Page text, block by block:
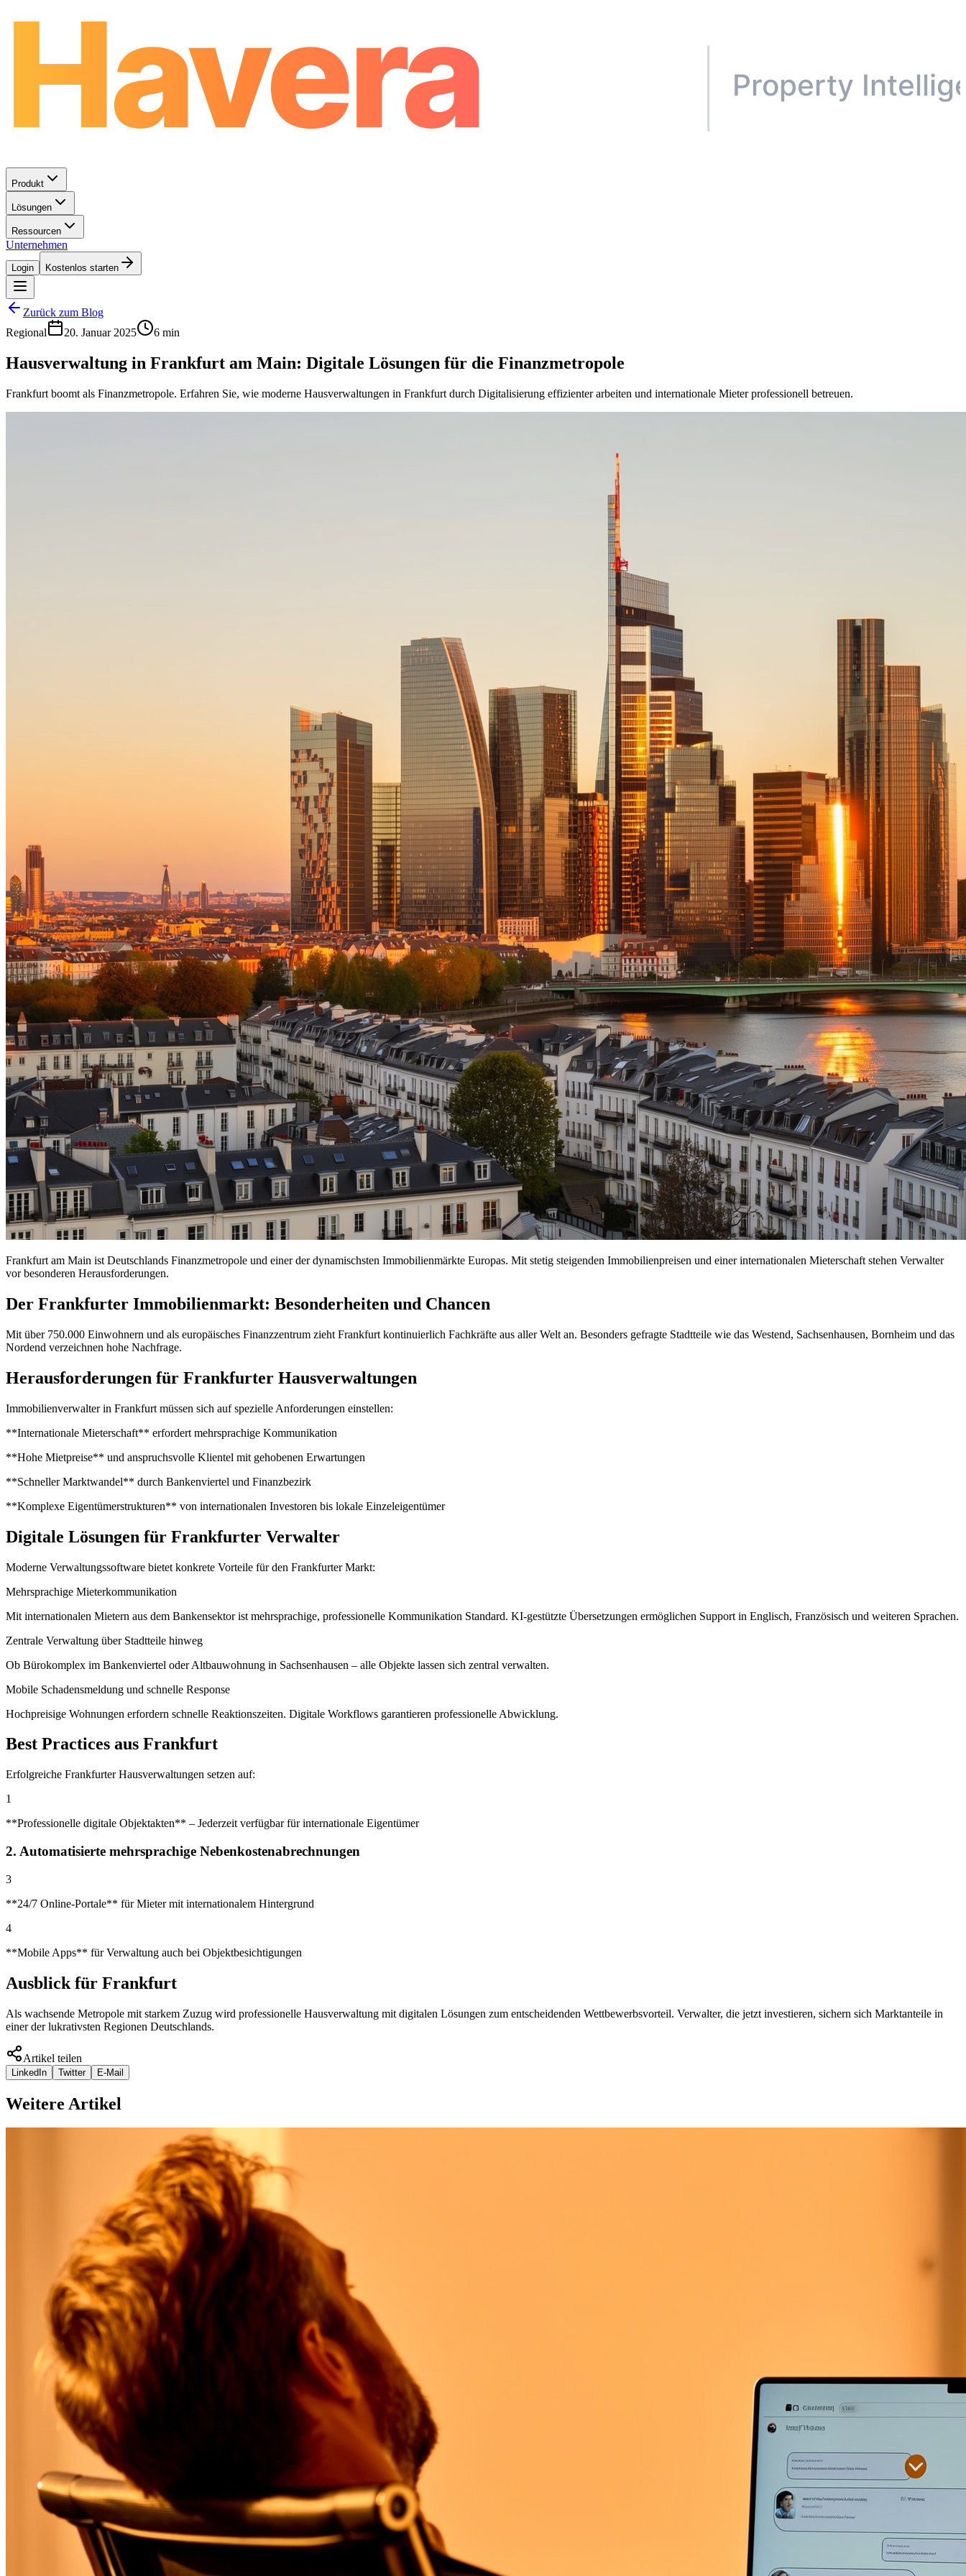
Produkt
Lösungen
Ressourcen
Unternehmen
Login Kostenlos starten
Zurück zum Blog
Regional
20. Januar 2025 6 min
Hausverwaltung in Frankfurt am Main: Digitale Lösungen für die Finanzmetropole
Frankfurt boomt als Finanzmetropole. Erfahren Sie, wie moderne Hausverwaltungen in Frankfurt durch Digitalisierung effizienter arbeiten und internationale Mieter professionell betreuen.
Frankfurt am Main ist Deutschlands Finanzmetropole und einer der dynamischsten Immobilienmärkte Europas. Mit stetig steigenden Immobilienpreisen und einer internationalen Mieterschaft stehen Verwalter
vor besonderen Herausforderungen.
Der Frankfurter Immobilienmarkt: Besonderheiten und Chancen
Mit über 750.000 Einwohnern und als europäisches Finanzzentrum zieht Frankfurt kontinuierlich Fachkräfte aus aller Welt an. Besonders gefragte Stadtteile wie das Westend, Sachsenhausen, Bornheim und das
Nordend verzeichnen hohe Nachfrage.
Herausforderungen für Frankfurter Hausverwaltungen
Immobilienverwalter in Frankfurt müssen sich auf spezielle Anforderungen einstellen:
**Internationale Mieterschaft** erfordert mehrsprachige Kommunikation
**Hohe Mietpreise** und anspruchsvolle Klientel mit gehobenen Erwartungen
**Schneller Marktwandel** durch Bankenviertel und Finanzbezirk
**Komplexe Eigentümerstrukturen** von internationalen Investoren bis lokale Einzeleigentümer
Digitale Lösungen für Frankfurter Verwalter
Moderne Verwaltungssoftware bietet konkrete Vorteile für den Frankfurter Markt:
Mehrsprachige Mieterkommunikation
Mit internationalen Mietern aus dem Bankensektor ist mehrsprachige, professionelle Kommunikation Standard. KI-gestützte Übersetzungen ermöglichen Support in Englisch, Französisch und weiteren Sprachen.
Zentrale Verwaltung über Stadtteile hinweg
Ob Bürokomplex im Bankenviertel oder Altbauwohnung in Sachsenhausen – alle Objekte lassen sich zentral verwalten.
Mobile Schadensmeldung und schnelle Response
Hochpreisige Wohnungen erfordern schnelle Reaktionszeiten. Digitale Workflows garantieren professionelle Abwicklung.
Best Practices aus Frankfurt
Erfolgreiche Frankfurter Hausverwaltungen setzen auf:
1
**Professionelle digitale Objektakten** – Jederzeit verfügbar für internationale Eigentümer
2. Automatisierte mehrsprachige Nebenkostenabrechnungen
3
**24/7 Online-Portale** für Mieter mit internationalem Hintergrund
4
**Mobile Apps** für Verwaltung auch bei Objektbesichtigungen
Ausblick für Frankfurt
Als wachsende Metropole mit starkem Zuzug wird professionelle Hausverwaltung mit digitalen Lösungen zum entscheidenden Wettbewerbsvorteil. Verwalter, die jetzt investieren, sichern sich Marktanteile in
einer der lukrativsten Regionen Deutschlands.
Artikel teilen
LinkedIn Twitter E-Mail
Weitere Artikel